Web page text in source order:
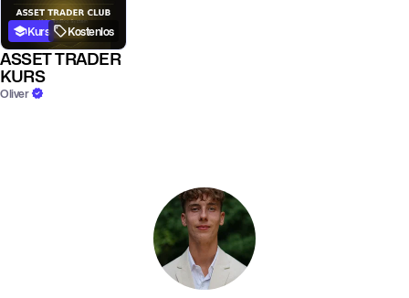
Kurs Kostenlos
ASSET TRADER
KURS
Oliver